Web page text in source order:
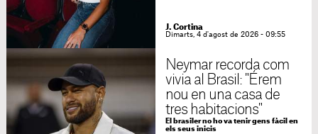
J. Cortina
Dimarts, 4 d'agost de 2026 - 09:55
Neymar recorda com
vivia al Brasil: "Érem
nou en una casa de
tres habitacions"
El brasiler no ho va tenir gens fàcil en
els seus inicis